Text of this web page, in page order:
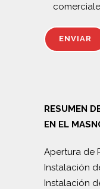
RESUMEN
EN EL
Apertura de
Instalación
Instalación